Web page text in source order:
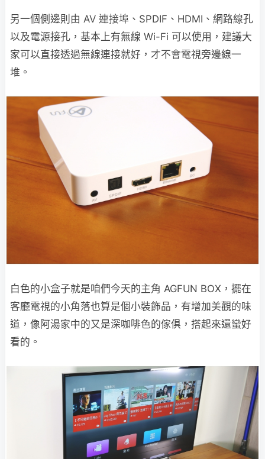
另一個側邊則由 AV 連接埠、SPDIF、HDMI、網路線孔
以及電源接孔，基本上有無線 Wi-Fi 可以使用，建議大
家可以直接透過無線連接就好，才不會電視旁邊線一
堆。
白色的小盒子就是咱們今天的主角 AGFUN BOX，擺在
客廳電視的小角落也算是個小裝飾品，有增加美觀的味
道，像阿湯家中的又是深咖啡色的傢俱，搭起來還蠻好
看的。